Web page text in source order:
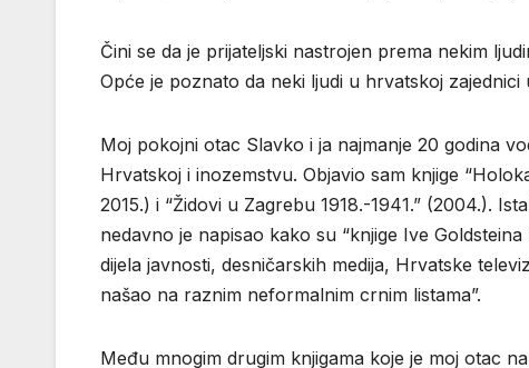
Čini se da je prijateljski nastrojen prema nekim
Opće je poznato da neki ljudi u hrvatskoj
Moj pokojni otac Slavko i ja najmanje 20 godina
Hrvatskoj i inozemstvu. Objavio sam knjige
2015.) i “Židovi u Zagrebu 1918.-1941.” (2004.).
nedavno je napisao kako su “knjige Ive
dijela javnosti, desničarskih medija, Hrvatske
našao na raznim neformalnim crnim listama”.
Među mnogim drugim knjigama koje je moj otac